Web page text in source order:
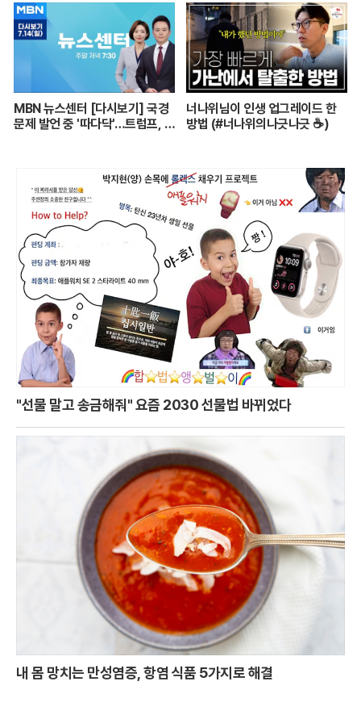
양보호사의 하루┃주간보호센터
24시┃PD로그┃#골라듄다큐
MBN 뉴스센터 [다시보기] 국경
문제 발언 중 '따다닥'…트럼프, 피
너나위님이 인생 업그레이드 한
방법 (#너나위의나긋나긋 ☕)
"선물 말고 송금해줘" 요즘 2030 선물법 바뀌었다
내 몸 망치는 만성염증, 항염 식품 5가지로 해결